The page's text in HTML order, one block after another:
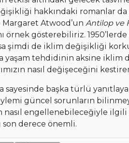
hakkındaki romanlar
Margaret Atwood’un Antilop ve
örnek gösterebiliriz.
şimdi de iklim değişikliği
yaşam tehdidinin aksine iklim
nasıl değişeceğini
sayesinde başka türlü
güncel sorunların
nasıl engellenebileceğiyle
son derece önemli.